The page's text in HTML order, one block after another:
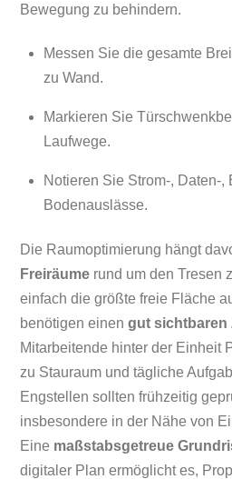
Bewegung zu behindern.
Messen Sie die gesamte
zu Wand.
Markieren Sie
Laufwege.
Notieren Sie Strom-, Daten-,
Bodenauslässe.
Die Raumoptimierung hängt
Freiräume rund um den Tresen
einfach die größte freie Fläche
benötigen einengut sichtbaren
Mitarbeitende hinter der Einheit
zu Stauraum und tägliche
Engstellen sollten frühzeitig
insbesondere in der Nähe von
Eine maßstabsgetreue
digitaler Plan ermöglicht es,